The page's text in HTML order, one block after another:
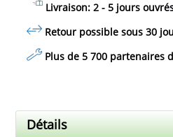
Livraison: 2 - 5 jours
Retour possible sous 30
Plus de 5 700 partenaires
Détails